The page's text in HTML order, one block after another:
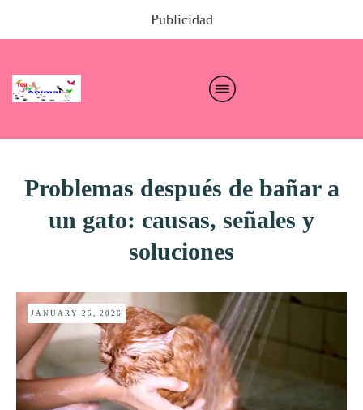
Publicidad
Problemas después de bañar a
un gato: causas, señales y
soluciones
JANUARY 25, 2026